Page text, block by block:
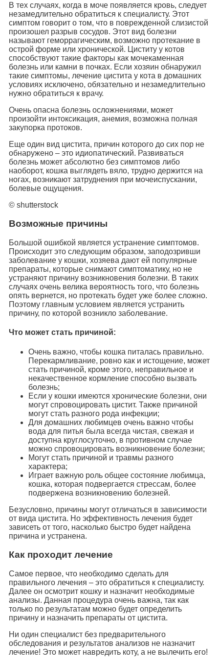
В тех случаях, когда в моче появляется кровь, следует
незамедлительно обратиться к специалисту. Этот
симптом говорит о том, что в поврежденной слизистой
произошел разрыв сосудов. Этот вид болезни
называют геморрагическим, возможно протекание в
острой форме или хронической. Циститу у котов
способствуют такие факторы как мочекаменная
болезнь или камни в почках. Если хозяин обнаружил
такие симптомы, лечение цистита у кота в домашних
условиях исключено, обязательно и незамедлительно
нужно обратиться к врачу.
Очень опасна болезнь осложнениями, может
произойти интоксикация, анемия, возможна полная
закупорка протоков.
Еще один вид цистита, причин которого до сих пор не
обнаружено – это идиопатический. Развиваться
болезнь может абсолютно без симптомов либо
наоборот, кошка выглядеть вяло, трудно держится на
ногах, возникают затруднения при мочеиспускании,
болевые ощущения.
© shutterstock
Возможные причины
Большой ошибкой является устранение симптомов.
Происходит это следующим образом, заподозривши
заболевание у кошки, хозяева дают ей популярные
препараты, которые снимают симптоматику, но не
устраняют причину возникновения болезни. В таких
случаях очень велика вероятность того, что болезнь
опять вернется, но протекать будет уже более сложно.
Поэтому главным условием является устранить
причину, по которой возникло заболевание.
Что может стать причиной:
Очень важно, чтобы кошка питалась правильно.
Перекармливание, ровно как и истощение, может
стать причиной, кроме этого, неправильное и
некачественное кормление способно вызвать
болезнь;
Если у кошки имеются хронические болезни, они
могут спровоцировать цистит. Также причиной
могут стать разного рода инфекции;
Для домашних любимцев очень важно чтобы
вода для питья была всегда чистая, свежая и
доступна круглосуточно, в противном случае
можно спровоцировать возникновение болезни;
Могут стать причиной и травмы разного
характера;
Играет важную роль общее состояние любимца,
кошка, которая подвергается стрессам, более
подвержена возникновению болезней.
Безусловно, причины могут отличаться в зависимости
от вида цистита. Но эффективность лечения будет
зависеть от того, насколько быстро будет найдена
причина и устранена.
Как проходит лечение
Самое первое, что необходимо сделать для
правильного лечения – это обратиться к специалисту.
Далее он осмотрит кошку и назначит необходимые
анализы. Данная процедура очень важна, так как
только по результатам можно будет определить
причину и назначить препараты от цистита.
Ни один специалист без предварительного
обследования и результатов анализов не назначит
лечение! Это может навредить коту, а не вылечить его!